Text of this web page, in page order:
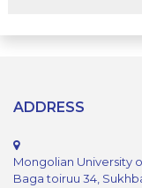
ADDRESS
Mongolian University
Baga toiruu 34,